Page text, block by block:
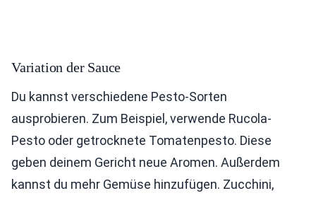
Variation der Sauce
Du kannst verschiedene Pesto-Sorten
ausprobieren. Zum Beispiel, verwende Rucola-
Pesto oder getrocknete Tomatenpesto. Diese
geben deinem Gericht neue Aromen. Außerdem
kannst du mehr Gemüse hinzufügen. Zucchini,